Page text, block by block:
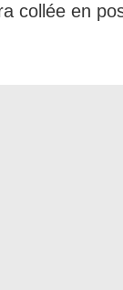
collée en